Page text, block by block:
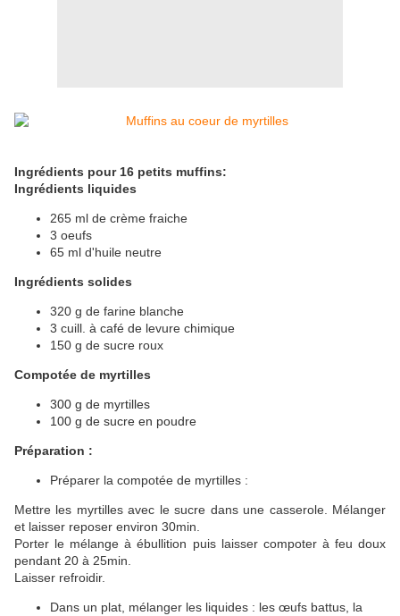
Ingrédients pour 16 petits muffins:
Ingrédients liquides
265 ml de crème fraiche
3 oeufs
65 ml d'huile neutre
Ingrédients solides
320 g de farine blanche
3 cuill. à café de levure chimique
150 g de sucre roux
Compotée de myrtilles
300 g de myrtilles
100 g de sucre en poudre
Préparation :
Préparer la compotée de myrtilles :
Mettre les myrtilles avec le sucre dans une casserole. Mélanger
et laisser reposer environ 30min.
Porter le mélange à ébullition puis laisser compoter à feu doux
pendant 20 à 25min.
Laisser refroidir.
Dans un plat, mélanger les liquides : les œufs battus, la